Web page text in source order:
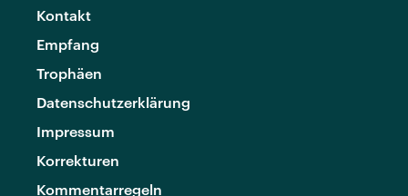
Kontakt
Empfang
Trophäen
Datenschutzerklärung
Impressum
Korrekturen
Kommentarregeln